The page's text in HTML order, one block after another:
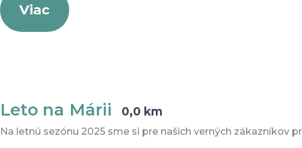
Viac
Leto na Márii 0,0 km
Na letnú sezónu 2025 sme si pre našich verných zákazníkov